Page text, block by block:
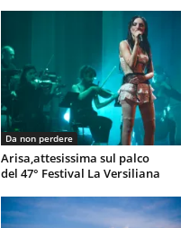
Da non perdere
Arisa,attesissima sul palco
del 47° Festival La Versiliana